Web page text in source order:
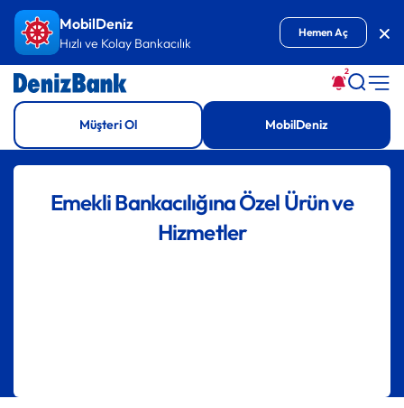
İçeriğe GitMobilDeniz
Hızlı ve Kolay Bankacılık
Hemen Aç
2
Müşteri Ol MobilDeniz
Emekli Bankacılığına Özel Ürün ve
Hizmetler